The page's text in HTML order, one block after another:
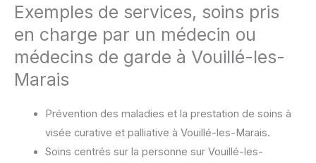
Exemples de services, soins pris
en charge par un médecin ou
médecins de garde à Vouillé-les-
Marais
Prévention des maladies et la prestation de soins à
visée curative et palliative à Vouillé-les-Marais.
Soins centrés sur la personne sur Vouillé-les-